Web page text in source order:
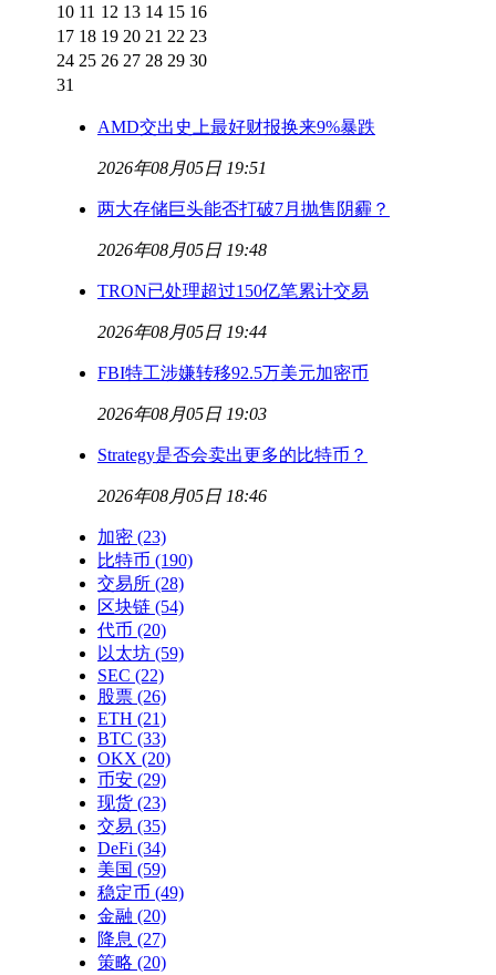
10 11 12 13 14 15 16
17 18 19 20 21 22 23
24 25 26 27 28 29 30
31
AMD交出史上最好财报换来9%暴跌
2026年08月05日 19:51
两大存储巨头能否打破7月抛售阴霾？
2026年08月05日 19:48
TRON已处理超过150亿笔累计交易
2026年08月05日 19:44
FBI特工涉嫌转移92.5万美元加密币
2026年08月05日 19:03
Strategy是否会卖出更多的比特币？
2026年08月05日 18:46
加密 (23)
比特币 (190)
交易所 (28)
区块链 (54)
代币 (20)
以太坊 (59)
SEC (22)
股票 (26)
ETH (21)
BTC (33)
OKX (20)
币安 (29)
现货 (23)
交易 (35)
DeFi (34)
美国 (59)
稳定币 (49)
金融 (20)
降息 (27)
策略 (20)